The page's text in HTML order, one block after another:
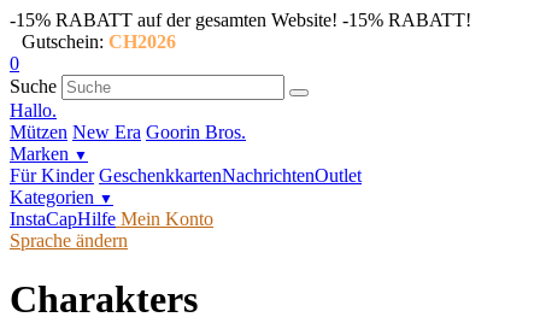
-15% RABATT auf der gesamten Website! -15% RABATT!
Gutschein: CH2026
0
Suche
Hallo.
Mützen New Era Goorin Bros.
Marken ▼
Für Kinder GeschenkkartenNachrichtenOutlet
Kategorien ▼
InstaCapHilfe Mein Konto
Sprache ändern
Charakters